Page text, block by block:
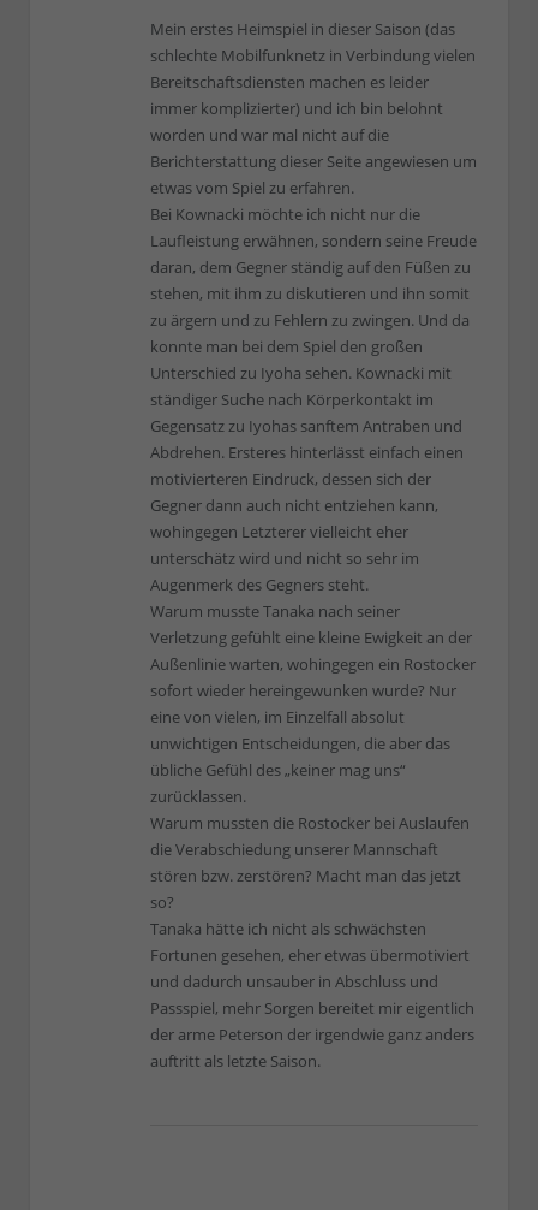
Mein erstes Heimspiel in dieser Saison (das
schlechte Mobilfunknetz in Verbindung vielen
Bereitschaftsdiensten machen es leider
immer komplizierter) und ich bin belohnt
worden und war mal nicht auf die
Berichterstattung dieser Seite angewiesen um
etwas vom Spiel zu erfahren.
Bei Kownacki möchte ich nicht nur die
Laufleistung erwähnen, sondern seine Freude
daran, dem Gegner ständig auf den Füßen zu
stehen, mit ihm zu diskutieren und ihn somit
zu ärgern und zu Fehlern zu zwingen. Und da
konnte man bei dem Spiel den großen
Unterschied zu Iyoha sehen. Kownacki mit
ständiger Suche nach Körperkontakt im
Gegensatz zu Iyohas sanftem Antraben und
Abdrehen. Ersteres hinterlässt einfach einen
motivierteren Eindruck, dessen sich der
Gegner dann auch nicht entziehen kann,
wohingegen Letzterer vielleicht eher
unterschätz wird und nicht so sehr im
Augenmerk des Gegners steht.
Warum musste Tanaka nach seiner
Verletzung gefühlt eine kleine Ewigkeit an der
Außenlinie warten, wohingegen ein Rostocker
sofort wieder hereingewunken wurde? Nur
eine von vielen, im Einzelfall absolut
unwichtigen Entscheidungen, die aber das
übliche Gefühl des „keiner mag uns“
zurücklassen.
Warum mussten die Rostocker bei Auslaufen
die Verabschiedung unserer Mannschaft
stören bzw. zerstören? Macht man das jetzt
so?
Tanaka hätte ich nicht als schwächsten
Fortunen gesehen, eher etwas übermotiviert
und dadurch unsauber in Abschluss und
Passspiel, mehr Sorgen bereitet mir eigentlich
der arme Peterson der irgendwie ganz anders
auftritt als letzte Saison.